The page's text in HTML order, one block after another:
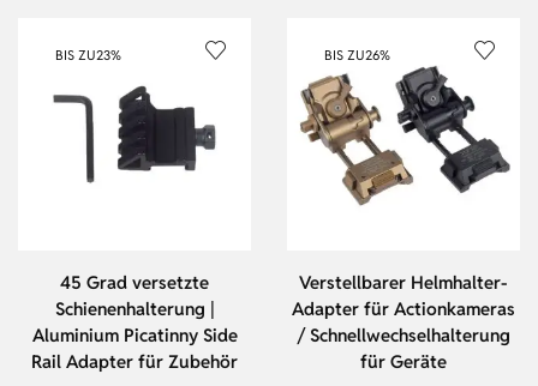
BIS ZU23%
45 Grad versetzte
Schienenhalterung |
Aluminium Picatinny Side
Rail Adapter für Zubehör
BIS ZU26%
Verstellbarer Helmhalter-
Adapter für Actionkameras
/ Schnellwechselhalterung
für Geräte